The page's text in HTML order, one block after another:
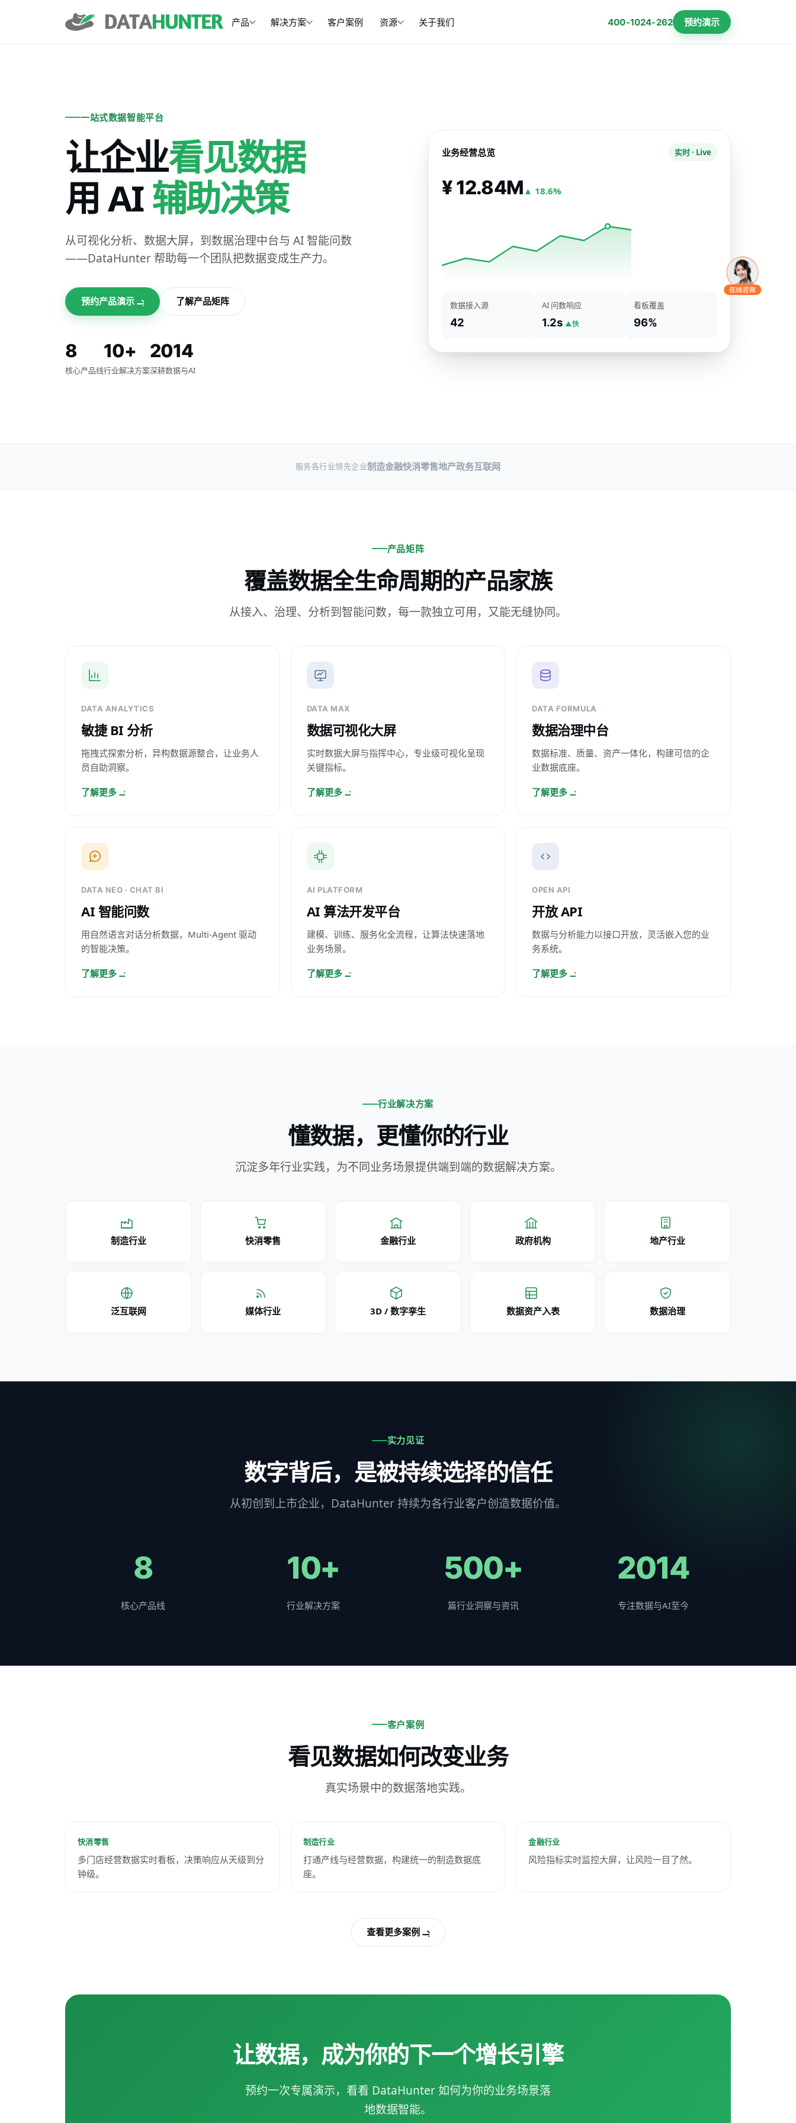
产品 解决方案 客户案例 资源 关于我们 400-1024-262 预约演示
一站式数据智能平台
让企业看见数据
用 AI辅助决策
从可视化分析、数据大屏，到数据治理中台与 AI 智能问数
——DataHunter 帮助每一个团队把数据变成生产力。
预约产品演示 了解产品矩阵
8
核心产品线
10+
行业解决方案
2014
深耕数据与AI
业务经营总览 实时 · Live
¥ 12.84M ▲ 18.6%
数据接入源
42
AI 问数响应
1.2s ▲快
看板覆盖
96%
服务各行业领先企业制造金融快消零售地产政务互联网
产品矩阵
覆盖数据全生命周期的产品家族
从接入、治理、分析到智能问数，每一款独立可用，又能无缝协同。
DATA ANALYTICS
敏捷 BI 分析
拖拽式探索分析，异构数据源整合，让业务人
员自助洞察。
了解更多
DATA MAX
数据可视化大屏
实时数据大屏与指挥中心，专业级可视化呈现
关键指标。
了解更多
DATA FORMULA
数据治理中台
数据标准、质量、资产一体化，构建可信的企
业数据底座。
了解更多
DATA NEO · CHAT BI
AI 智能问数
用自然语言对话分析数据，Multi-Agent 驱动
的智能决策。
了解更多
AI PLATFORM
AI 算法开发平台
建模、训练、服务化全流程，让算法快速落地
业务场景。
了解更多
OPEN API
开放 API
数据与分析能力以接口开放，灵活嵌入您的业
务系统。
了解更多
行业解决方案
懂数据，更懂你的行业
沉淀多年行业实践，为不同业务场景提供端到端的数据解决方案。
制造行业 快消零售 金融行业 政府机构 地产行业
泛互联网 媒体行业 3D / 数字孪生 数据资产入表 数据治理
实力见证
数字背后，是被持续选择的信任
从初创到上市企业，DataHunter 持续为各行业客户创造数据价值。
8
核心产品线
10+
行业解决方案
500+
篇行业洞察与资讯
2014
专注数据与AI至今
客户案例
看见数据如何改变业务
真实场景中的数据落地实践。
快消零售
多门店经营数据实时看板，决策响应从天级到分
钟级。
制造行业
打通产线与经营数据，构建统一的制造数据底
座。
金融行业
风险指标实时监控大屏，让风险一目了然。
查看更多案例
让数据，成为你的下一个增长引擎
预约一次专属演示，看看 DataHunter 如何为你的业务场景落
地数据智能。